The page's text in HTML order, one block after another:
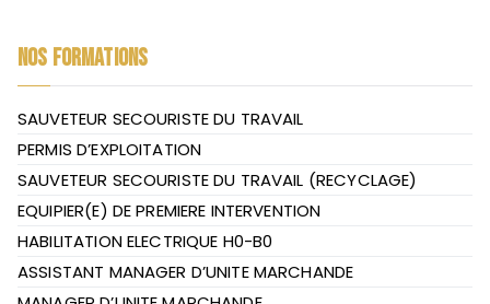
NOS FORMATIONS
SAUVETEUR SECOURISTE DU TRAVAIL
PERMIS D’EXPLOITATION
SAUVETEUR SECOURISTE DU TRAVAIL (RECYCLAGE)
EQUIPIER(E) DE PREMIERE INTERVENTION
HABILITATION ELECTRIQUE H0-B0
ASSISTANT MANAGER D’UNITE MARCHANDE